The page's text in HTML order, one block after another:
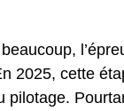
2025, cette